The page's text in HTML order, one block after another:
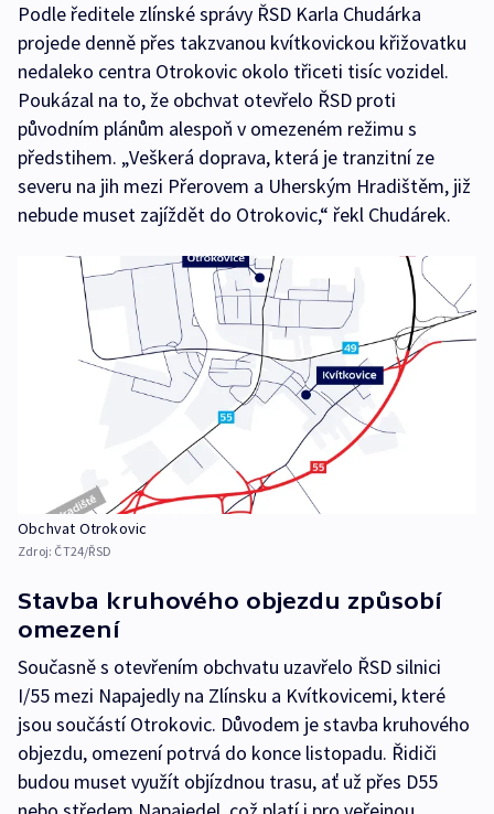
Podle ředitele zlínské správy ŘSD Karla Chudárka
projede denně přes takzvanou kvítkovickou křižovatku
nedaleko centra Otrokovic okolo třiceti tisíc vozidel.
Poukázal na to, že obchvat otevřelo ŘSD proti
původním plánům alespoň v omezeném režimu s
předstihem. „Veškerá doprava, která je tranzitní ze
severu na jih mezi Přerovem a Uherským Hradištěm, již
nebude muset zajíždět do Otrokovic,“ řekl Chudárek.
Obchvat Otrokovic
Zdroj: ČT24/ŘSD
Stavba kruhového objezdu způsobí
omezení
Současně s otevřením obchvatu uzavřelo ŘSD silnici
I/55 mezi Napajedly na Zlínsku a Kvítkovicemi, které
jsou součástí Otrokovic. Důvodem je stavba kruhového
objezdu, omezení potrvá do konce listopadu. Řidiči
budou muset využít objízdnou trasu, ať už přes D55